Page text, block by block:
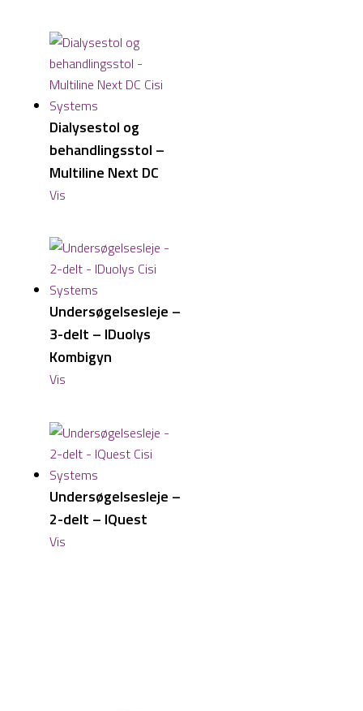
Dialysestol og
behandlingsstol –
Multiline Next DC
Vis
Undersøgelsesleje –
3-delt – IDuolys
Kombigyn
Vis
Undersøgelsesleje –
2-delt – IQuest
Vis